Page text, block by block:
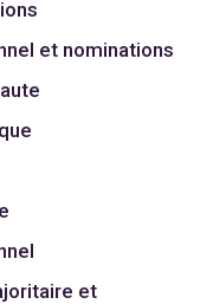
et nominations
et